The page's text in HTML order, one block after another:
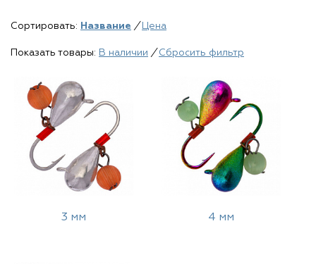
Сортировать: Название / Цена
Показать товары: В наличии / Сбросить фильтр
3 мм 4 мм